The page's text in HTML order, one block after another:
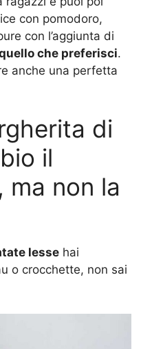
con pomodoro,
con l’aggiunta di
che preferisci.
anche una perfetta
di
il
non la
lesse hai
o crocchette, non sai